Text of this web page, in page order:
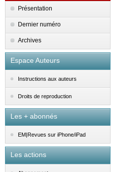
Présentation
Dernier numéro
Archives
Espace Auteurs
Instructions aux auteurs
Droits de reproduction
Les + abonnés
EM|Revues sur iPhone/iPad
Les actions